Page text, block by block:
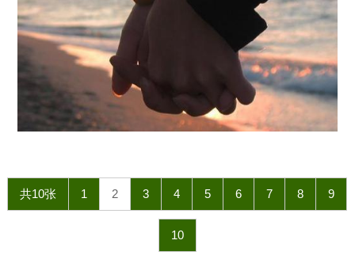
共10张 1 2 3 4 5 6 7 8 9
10